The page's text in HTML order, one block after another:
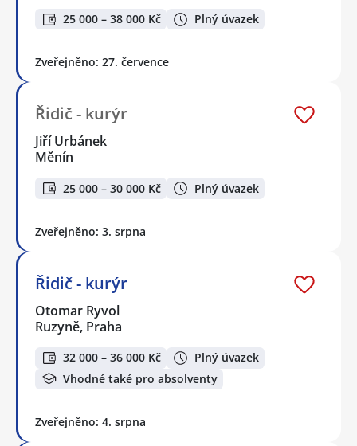
25 000 – 38 000 Kč Plný úvazek
Zveřejněno: 27. července
Řidič - kurýr
Jiří Urbánek
Měnín
25 000 – 30 000 Kč Plný úvazek
Zveřejněno: 3. srpna
Řidič - kurýr
Otomar Ryvol
Ruzyně, Praha
32 000 – 36 000 Kč
Plný úvazek
Vhodné také pro absolventy
Zveřejněno: 4. srpna